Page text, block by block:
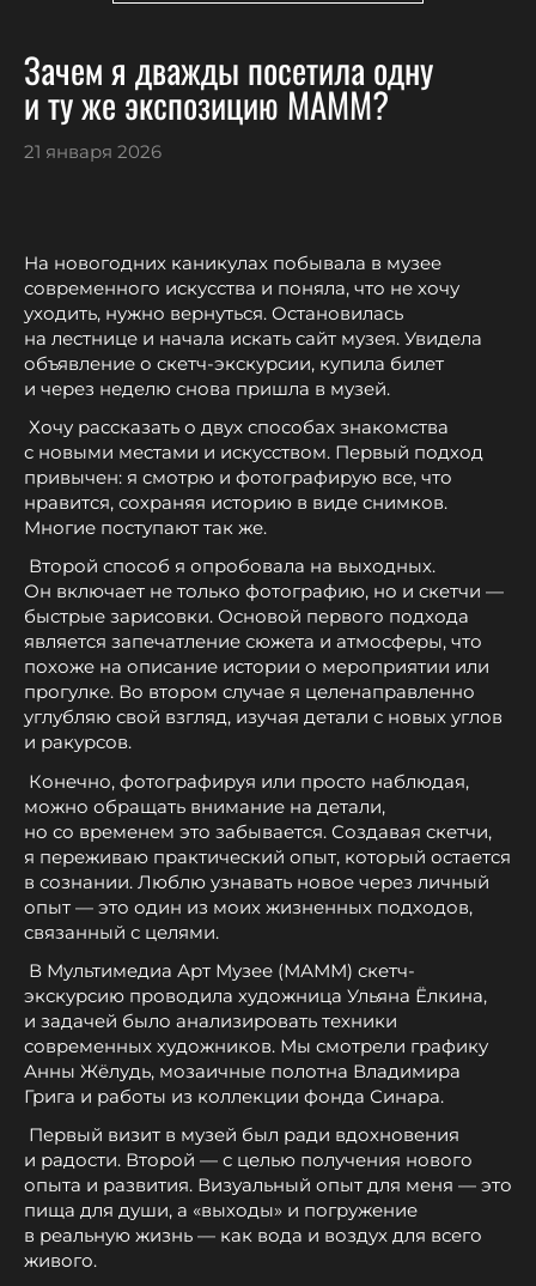
Зачем я дважды посетила одну
и ту же экспозицию MAMM?
21 января 2026
На новогодних каникулах побывала в музее
современного искусства и поняла, что не хочу
уходить, нужно вернуться. Остановилась
на лестнице и начала искать сайт музея. Увидела
объявление о скетч-экскурсии, купила билет
и через неделю снова пришла в музей.
Хочу рассказать о двух способах знакомства
с новыми местами и искусством. Первый подход
привычен: я смотрю и фотографирую все, что
нравится, сохраняя историю в виде снимков.
Многие поступают так же.
Второй способ я опробовала на выходных.
Он включает не только фотографию, но и скетчи —
быстрые зарисовки. Основой первого подхода
является запечатление сюжета и атмосферы, что
похоже на описание истории о мероприятии или
прогулке. Во втором случае я целенаправленно
углубляю свой взгляд, изучая детали с новых углов
и ракурсов.
Конечно, фотографируя или просто наблюдая,
можно обращать внимание на детали,
но со временем это забывается. Создавая скетчи,
я переживаю практический опыт, который остается
в сознании. Люблю узнавать новое через личный
опыт — это один из моих жизненных подходов,
связанный с целями.
В Мультимедиа Арт Музее (МАММ) скетч-
экскурсию проводила художница Ульяна Ёлкина,
и задачей было анализировать техники
современных художников. Мы смотрели графику
Анны Жёлудь, мозаичные полотна Владимира
Грига и работы из коллекции фонда Синара.
Первый визит в музей был ради вдохновения
и радости. Второй — с целью получения нового
опыта и развития. Визуальный опыт для меня — это
пища для души, а «выходы» и погружение
в реальную жизнь — как вода и воздух для всего
живого.